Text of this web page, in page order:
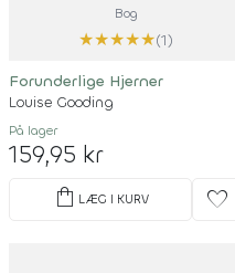
Bog
★★★★★(1)
Forunderlige Hjerner
Louise Gooding
På lager
159,95 kr
shopping_bag LÆG I KURV favorite